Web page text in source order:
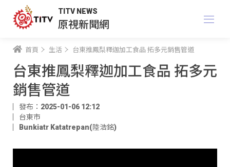
TITV NEWS
原視新聞網
首頁 生活 台東推鳳梨釋迦加工食品 拓多元銷售管道
台東推鳳梨釋迦加工食品 拓多元
銷售管道
發布：2025-01-06 12:12
台東市
Bunkiatr Katatrepan(陸浩銘)